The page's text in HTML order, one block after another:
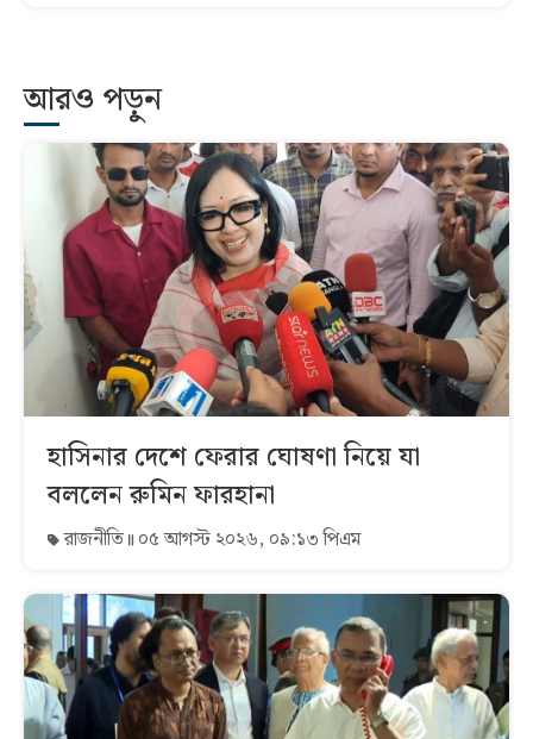
আরও পড়ুন
হাসিনার দেশে ফেরার ঘোষণা নিয়ে যা
বললেন রুমিন ফারহানা
রাজনীতি ০৫ আগস্ট ২০২৬, ০৯:১৩ পিএম